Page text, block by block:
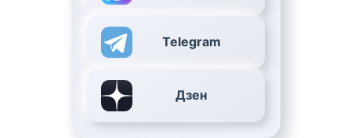
Telegram
Дзен